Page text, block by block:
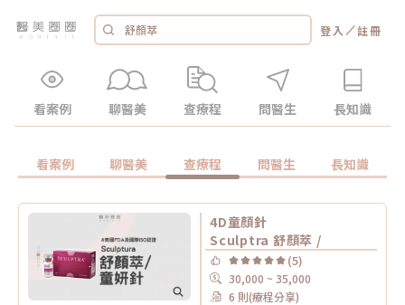
登入 ／註冊
看案例 聊醫美 查療程 問醫生 長知識
看案例 聊醫美 查療程 問醫生 長知識
4D童顏針
Sculptra 舒顏萃 /
(5)
30,000 ~ 35,000
6 則(療程分享)